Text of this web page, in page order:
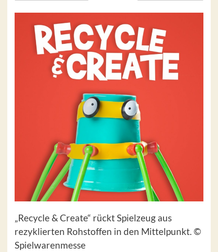
„Recycle & Create“ rückt Spielzeug aus
rezyklierten Rohstoffen in den Mittelpunkt. ©
Spielwarenmesse